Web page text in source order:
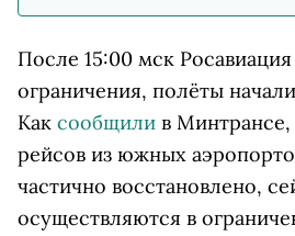
После 15:00 мск
ограничения, полёты
Как сообщили в
рейсов из южных
частично восстановлено,
осуществляются в